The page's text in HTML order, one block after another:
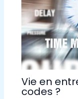
Vie en
codes ?